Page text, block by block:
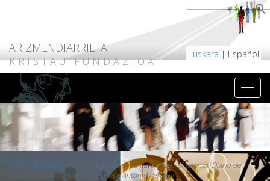
ARIZMENDIARRIETA
KRISTAU FUNDAZIOA
Euskara | Español
Inicio/ Artículos /Empresas esmeralda para atraer el talento. Diario de
Navarra. Juan Manuel Sinde y José Antonio Yeregui